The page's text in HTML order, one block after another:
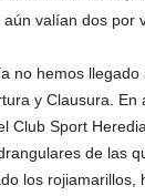
valían dos por
no hemos
y Clausura.
Club Sport
de las
los rojiamarillos,